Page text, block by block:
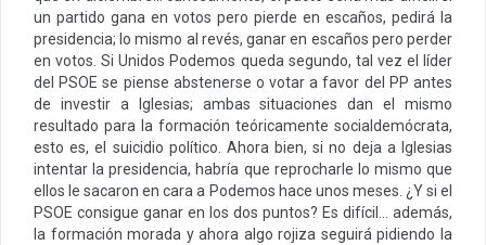
un partido gana en votos pero pierde en escaños, pedirá la
presidencia; lo mismo al revés, ganar en escaños pero perder
en votos. Si Unidos Podemos queda segundo, tal vez el líder
del PSOE se piense abstenerse o votar a favor del PP antes
de investir a Iglesias; ambas situaciones dan el mismo
resultado para la formación teóricamente socialdemócrata,
esto es, el suicidio político. Ahora bien, si no deja a Iglesias
intentar la presidencia, habría que reprocharle lo mismo que
ellos le sacaron en cara a Podemos hace unos meses. ¿Y si el
PSOE consigue ganar en los dos puntos? Es difícil… además,
la formación morada y ahora algo rojiza seguirá pidiendo la